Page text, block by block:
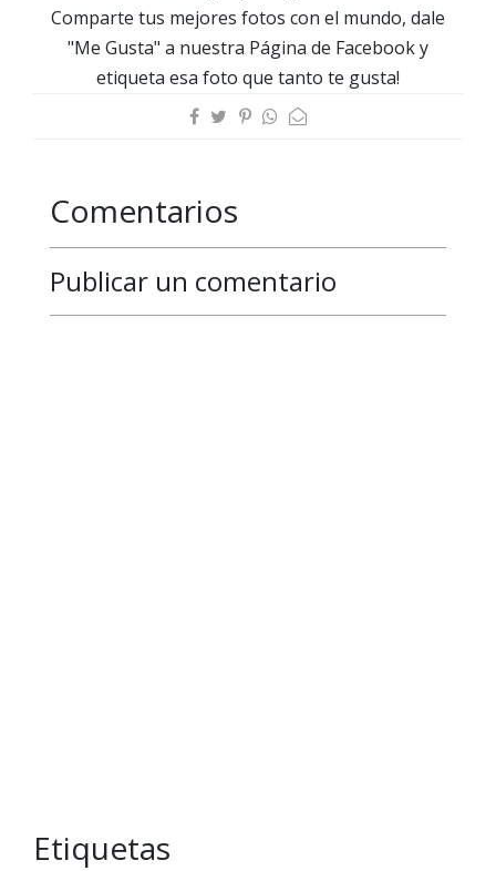
Comparte tus mejores fotos con el mundo, dale
"Me Gusta" a nuestra Página de Facebook y
etiqueta esa foto que tanto te gusta!
Comentarios
Publicar un comentario
Etiquetas